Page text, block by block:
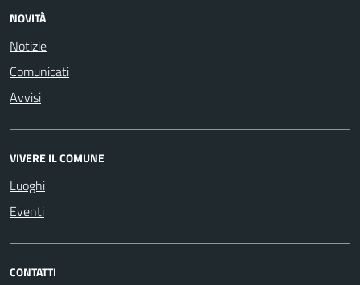
NOVITÀ
Notizie
Comunicati
Avvisi
VIVERE IL COMUNE
Luoghi
Eventi
CONTATTI